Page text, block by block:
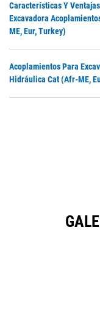
Características Y
Excavadora
ME, Eur, Turkey)
Acoplamientos Para
Hidráulica Cat (Afr-ME,